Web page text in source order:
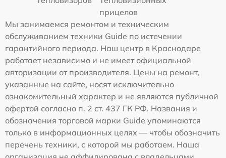
прицелов
Мы занимаемся ремонтом и техническим
обслуживанием техники Guide по истечении
гарантийного периода. Наш центр в Краснодаре
работает независимо и не имеет официальной
авторизации от производителя. Цены на ремонт,
указанные на сайте, носят исключительно
ознакомительный характер и не являются публичной
офертой согласно п. 2 ст. 437 ГК РФ. Названия и
обозначения торговой марки Guide упоминаются
только в информационных целях — чтобы обозначить
перечень техники, с которой мы работаем. Наша